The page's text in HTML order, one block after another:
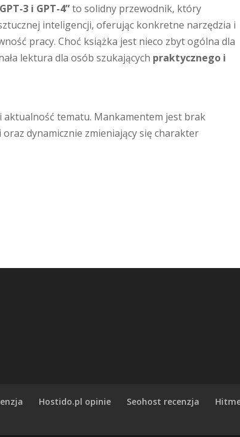
3 i GPT-4”to solidny przewodnik, który
inteligencji, oferując konkretne narzędzia i
pracy. Choć książka jest nieco zbyt ogólna dla
lektura dla osób szukających praktycznego i
aktualność tematu. Mankamentem jest brak
dynamicznie zmieniający się charakter
Hostido.pl opinie Seohost recenzja